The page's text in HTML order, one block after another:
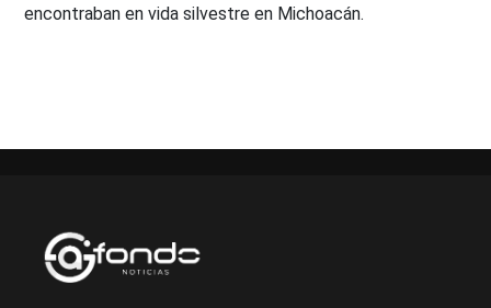
encontraban en vida silvestre en Michoacán.